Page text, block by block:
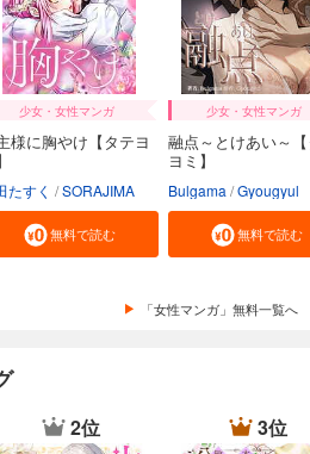
少女・女性マンガ
様に胸やけ【タテヨ
たすく SORAJIMA
無料で読む
少女・女性マンガ
融点～とけあい～
ヨミ】
Bulgama Gyougyul
無料で読む
「女性マンガ」無料一覧へ
2位 3位